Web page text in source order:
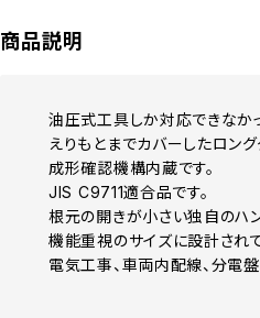
商品説明
油圧式工具しか対応できなか
えりもとまでカバーしたロング
成形確認機構内蔵です。
JIS C9711適合品です。
根元の開きが小さい独自のハ
機能重視のサイズに設計され
電気工事、車両内配線、分電